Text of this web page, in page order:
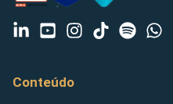
Conteúdo